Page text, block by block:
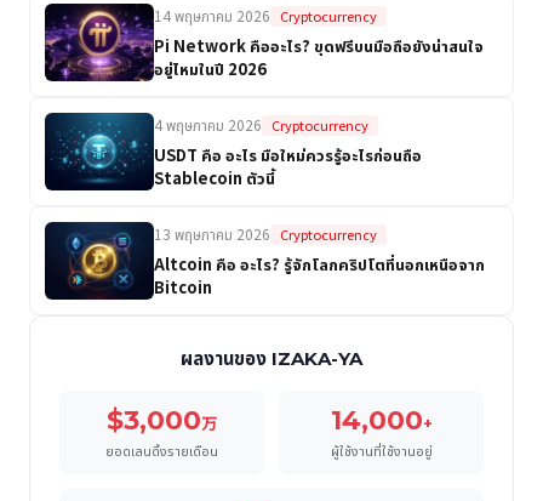
14 พฤษภาคม 2026 Cryptocurrency
Pi Network คืออะไร? ขุดฟรีบนมือถือยังน่าสนใจ
อยู่ไหมในปี 2026
4 พฤษภาคม 2026 Cryptocurrency
USDT คือ อะไร มือใหม่ควรรู้อะไรก่อนถือ
Stablecoin ตัวนี้
13 พฤษภาคม 2026 Cryptocurrency
Altcoin คือ อะไร? รู้จักโลกคริปโตที่นอกเหนือจาก
Bitcoin
ผลงานของ IZAKA-YA
$3,000万
ยอดเลนดิ้งรายเดือน
14,000+
ผู้ใช้งานที่ใช้งานอยู่